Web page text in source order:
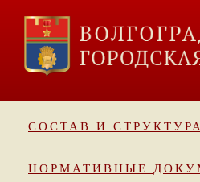
СОСТАВ И
НОРМАТИВНЫЕ